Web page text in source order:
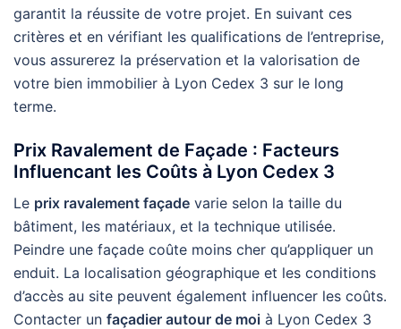
garantit la réussite de votre projet. En suivant ces
critères et en vérifiant les qualifications de l’entreprise,
vous assurerez la préservation et la valorisation de
votre bien immobilier à Lyon Cedex 3 sur le long
terme.
Prix Ravalement de Façade : Facteurs
Influencant les Coûts à Lyon Cedex 3
Le prix ravalement façade varie selon la taille du
bâtiment, les matériaux, et la technique utilisée.
Peindre une façade coûte moins cher qu’appliquer un
enduit. La localisation géographique et les conditions
d’accès au site peuvent également influencer les coûts.
Contacter un façadier autour de moi à Lyon Cedex 3